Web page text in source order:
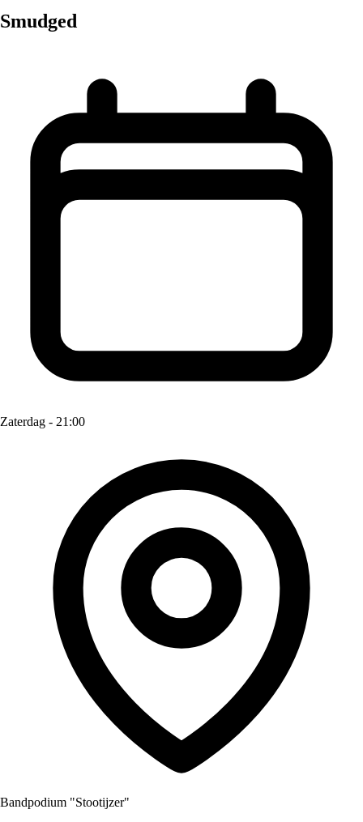
Smudged
Zaterdag - 21:00
Bandpodium "Stootijzer"